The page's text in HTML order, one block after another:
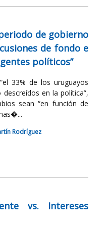
de gobierno
de fondo e
políticos”
33% de los uruguayos
en la política”,
sean “en función de
Rodríguez
vs. Intereses